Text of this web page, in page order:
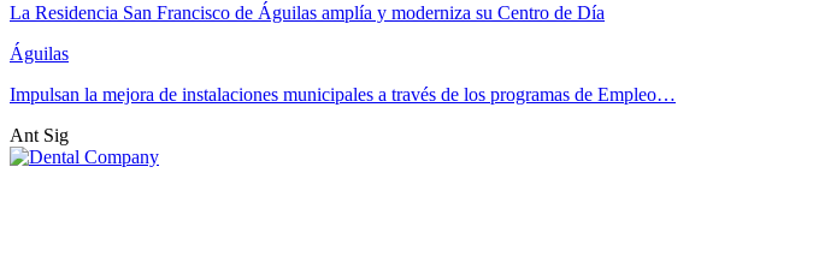
La Residencia San Francisco de Águilas amplía y moderniza su Centro de Día
Águilas
Impulsan la mejora de instalaciones municipales a través de los programas de Empleo…
Ant Sig